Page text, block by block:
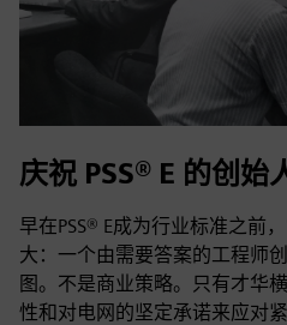
庆祝 PSS® E 的创始
早在PSS® E成为行业标准之前
大：一个由需要答案的工程师
图。不是商业策略。只有才华
性和对电网的坚定承诺来应对